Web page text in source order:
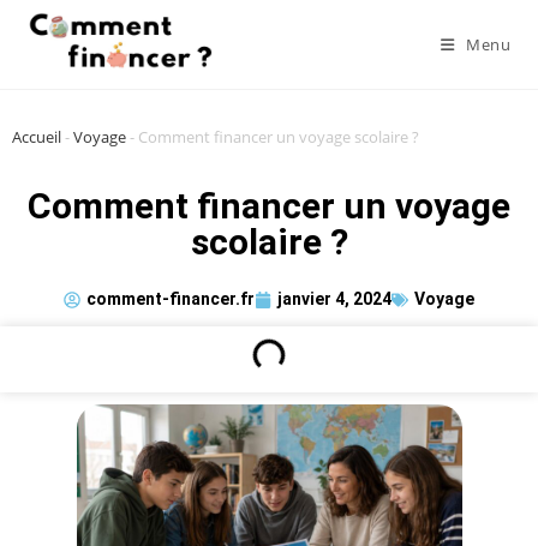
Menu
Accueil-Voyage- Comment financer un voyage scolaire ?
Comment financer un voyage
scolaire ?
comment-financer.fr janvier 4, 2024 Voyage